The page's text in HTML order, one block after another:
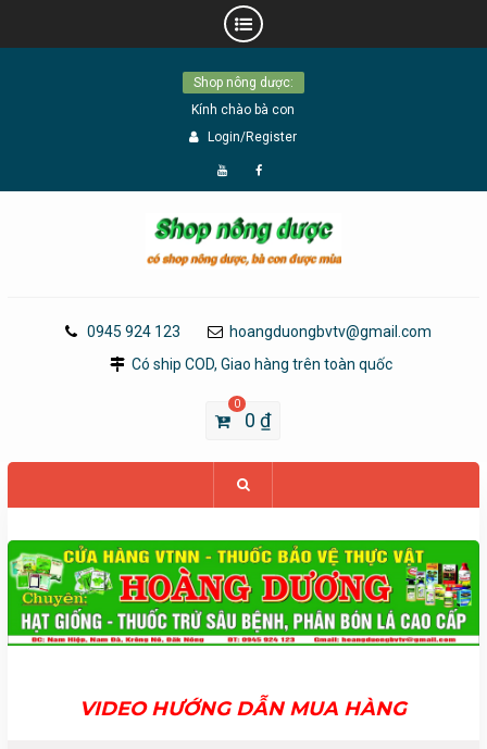
Shop nông dược:
Kính chào bà con
Login/Register
Đăng
YouTube
Page
0945 924 123
hoangduongbvtv@gmail.com
Có ship COD, Giao hàng trên toàn quốc
0
0₫
VIDEO HƯỚNG DẪN MUA HÀNG